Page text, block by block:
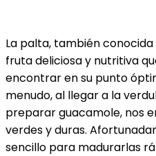
La palta, también
fruta deliciosa y nutritiva
encontrar en su punto
menudo, al llegar a la
preparar guacamole, nos
verdes y duras.
sencillo para madurarlas